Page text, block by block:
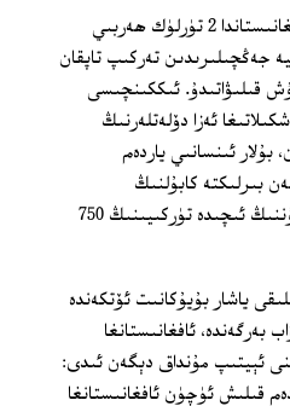
ھەممىمىزگە مەلۇم بولغىنىدەك ئافغانىستاندا 2 تۈرلۈك ھەربىي
جەڭچىلىرىدىن تەركىپ تاپقان
قىلىۋاتىدۇ. ئىككىنچىسى
ئەزا دۆلەتلەرنىڭ
ئىنسانىي ياردەم
بىرلىكتە كابۇلنىڭ
بىخەتەرلىكىنى قوغدىماقتا. بۇ قوشۇننىڭ ئىچىدە تۈركىيىنىڭ 750
ياشار بۇيۇكانىت ئۆتكەندە
بەرگەندە، ئافغانىستانغا
ئېيتىپ مۇنداق دېگەن ئىدى:
قىلىش ئۈچۈن ئافغانىستانغا